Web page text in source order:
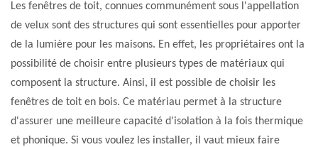
Les fenêtres de toit, connues communément sous l'appellation
de velux sont des structures qui sont essentielles pour apporter
de la lumière pour les maisons. En effet, les propriétaires ont la
possibilité de choisir entre plusieurs types de matériaux qui
composent la structure. Ainsi, il est possible de choisir les
fenêtres de toit en bois. Ce matériau permet à la structure
d'assurer une meilleure capacité d'isolation à la fois thermique
et phonique. Si vous voulez les installer, il vaut mieux faire